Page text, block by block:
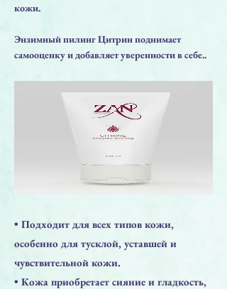
кожи.
Энзимный пилинг Цитрин поднимает
самооценку и добавляет уверенности в себе..
• Подходит для всех типов кожи,
особенно для тусклой, уставшей и
чувствительной кожи.
• Кожа приобретает сияние и гладкость,